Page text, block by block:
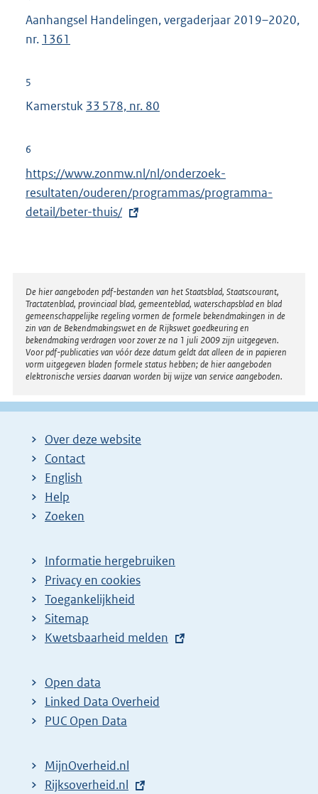
Aanhangsel Handelingen, vergaderjaar 2019–2020,
nr. 1361
5
Kamerstuk 33 578, nr. 80
6
E
x
t
e
l
i
n
k
:
https://www.zonmw.nl/nl/onderzoek-
resultaten/ouderen/programmas/programma-
detail/beter-thuis/
Disclaimer
De hier aangeboden pdf-bestanden van het Staatsblad, Staatscourant,
Tractatenblad, provinciaal blad, gemeenteblad, waterschapsblad en blad
gemeenschappelijke regeling vormen de formele bekendmakingen in de
zin van de Bekendmakingswet en de Rijkswet goedkeuring en
bekendmaking verdragen voor zover ze na 1 juli 2009 zijn uitgegeven.
Voor pdf-publicaties van vóór deze datum geldt dat alleen de in papieren
vorm uitgegeven bladen formele status hebben; de hier aangeboden
elektronische versies daarvan worden bij wijze van service aangeboden.
Over deze website
Contact
English
Help
Zoeken
Informatie hergebruiken
Privacy en cookies
Toegankelijkheid
Sitemap
E
t
e
r
l
Kwetsbaarheid melden
Open data
Linked Data Overheid
PUC Open Data
MijnOverheid.nl
E
Rijksoverheid.nl